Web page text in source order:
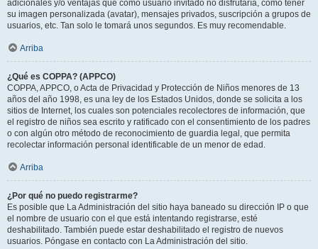
adicionales y/o ventajas que como usuario invitado no disfrutaría, como tener
su imagen personalizada (avatar), mensajes privados, suscripción a grupos de
usuarios, etc. Tan solo le tomará unos segundos. Es muy recomendable.
Arriba
¿Qué es COPPA? (APPCO)
COPPA, APPCO, o Acta de Privacidad y Protección de Niños menores de 13
años del año 1998, es una ley de los Estados Unidos, donde se solicita a los
sitios de Internet, los cuales son potenciales recolectores de información, que
el registro de niños sea escrito y ratificado con el consentimiento de los padres
o con algún otro método de reconocimiento de guardia legal, que permita
recolectar información personal identificable de un menor de edad.
Arriba
¿Por qué no puedo registrarme?
Es posible que La Administración del sitio haya baneado su dirección IP o que
el nombre de usuario con el que está intentando registrarse, esté
deshabilitado. También puede estar deshabilitado el registro de nuevos
usuarios. Póngase en contacto con La Administración del sitio.